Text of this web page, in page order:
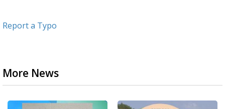
Report a Typo
More News